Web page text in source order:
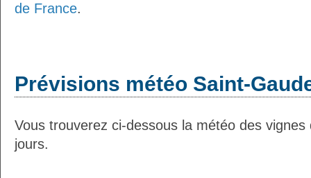
de France.
Prévisions météo Saint-
Vous trouverez ci-dessous la météo des
jours.